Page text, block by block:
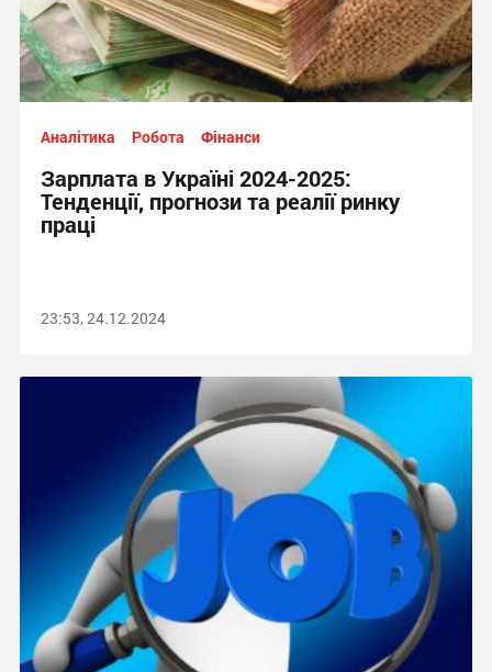
Аналітика Робота Фінанси
Зарплата в Україні 2024-2025:
Тенденції, прогнози та реалії ринку
праці
23:53, 24.12.2024